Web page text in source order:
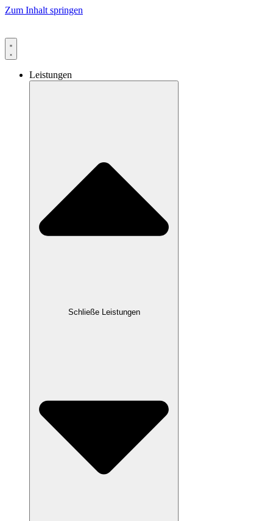
Zum Inhalt springen
Leistungen
Schließe Leistungen